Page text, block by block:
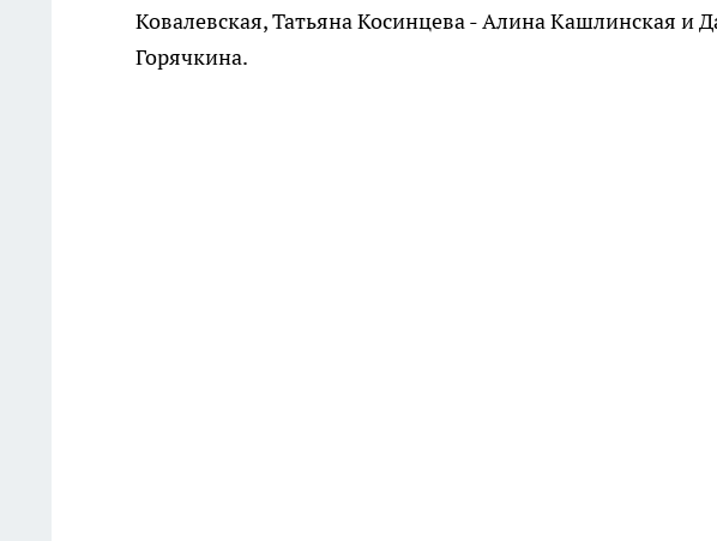
Ковалевская, Татьяна Косинцева - Алина Кашлинская и
Горячкина.